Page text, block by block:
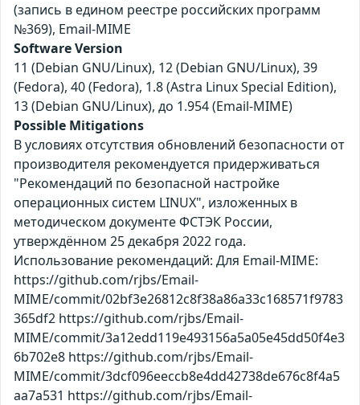
(запись в едином реестре российских программ
№369), Email-MIME
Software Version
11 (Debian GNU/Linux), 12 (Debian GNU/Linux), 39
(Fedora), 40 (Fedora), 1.8 (Astra Linux Special Edition),
13 (Debian GNU/Linux), до 1.954 (Email-MIME)
Possible Mitigations
В условиях отсутствия обновлений безопасности от
производителя рекомендуется придерживаться
"Рекомендаций по безопасной настройке
операционных систем LINUX", изложенных в
методическом документе ФСТЭК России,
утверждённом 25 декабря 2022 года.
Использование рекомендаций: Для Email-MIME:
https://github.com/rjbs/Email-
MIME/commit/02bf3e26812c8f38a86a33c168571f9783
365df2 https://github.com/rjbs/Email-
MIME/commit/3a12edd119e493156a5a05e45dd50f4e3
6b702e8 https://github.com/rjbs/Email-
MIME/commit/3dcf096eeccb8e4dd42738de676c8f4a5
aa7a531 https://github.com/rjbs/Email-